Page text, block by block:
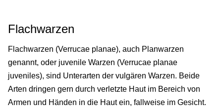
Flachwarzen
Flachwarzen (Verrucae planae), auch Planwarzen
genannt, oder juvenile Warzen (Verrucae planae
juveniles), sind Unterarten der vulgären Warzen. Beide
Arten dringen gern durch verletzte Haut im Bereich von
Armen und Händen in die Haut ein, fallweise im Gesicht.